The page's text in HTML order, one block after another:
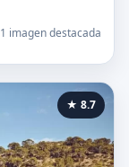
1 imagen destacada
★ 8.7